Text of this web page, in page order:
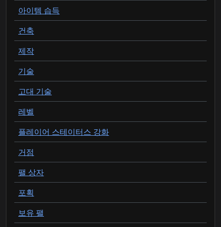
아이템 습득
건축
제작
기술
고대 기술
레벨
플레이어 스테이터스 강화
거점
팰 상자
포획
보유 팰